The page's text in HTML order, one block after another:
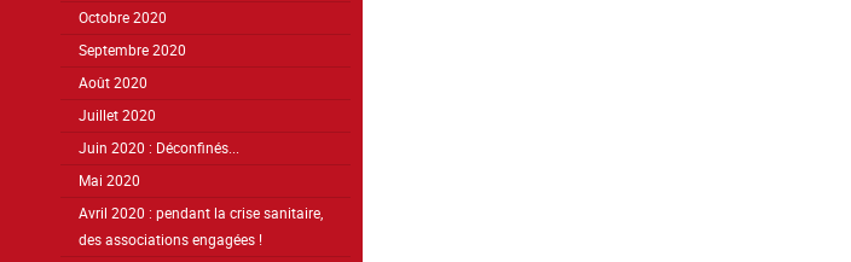
Octobre 2020
Septembre 2020
Août 2020
Juillet 2020
Juin 2020 : Déconfinés...
Mai 2020
Avril 2020 : pendant la crise sanitaire,
des associations engagées !